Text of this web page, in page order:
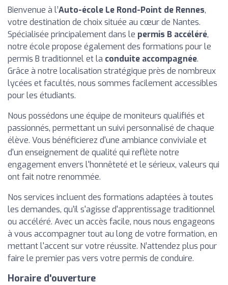
Bienvenue à l’Auto-école Le Rond-Point de Rennes,
votre destination de choix située au cœur de Nantes.
Spécialisée principalement dans le permis B accéléré,
notre école propose également des formations pour le
permis B traditionnel et la conduite accompagnée.
Grâce à notre localisation stratégique près de nombreux
lycées et facultés, nous sommes facilement accessibles
pour les étudiants.
Nous possédons une équipe de moniteurs qualifiés et
passionnés, permettant un suivi personnalisé de chaque
élève. Vous bénéficierez d'une ambiance conviviale et
d'un enseignement de qualité qui reflète notre
engagement envers l'honnêteté et le sérieux, valeurs qui
ont fait notre renommée.
Nos services incluent des formations adaptées à toutes
les demandes, qu'il s'agisse d'apprentissage traditionnel
ou accéléré. Avec un accès facile, nous nous engageons
à vous accompagner tout au long de votre formation, en
mettant l'accent sur votre réussite. N’attendez plus pour
faire le premier pas vers votre permis de conduire.
Horaire d'ouverture